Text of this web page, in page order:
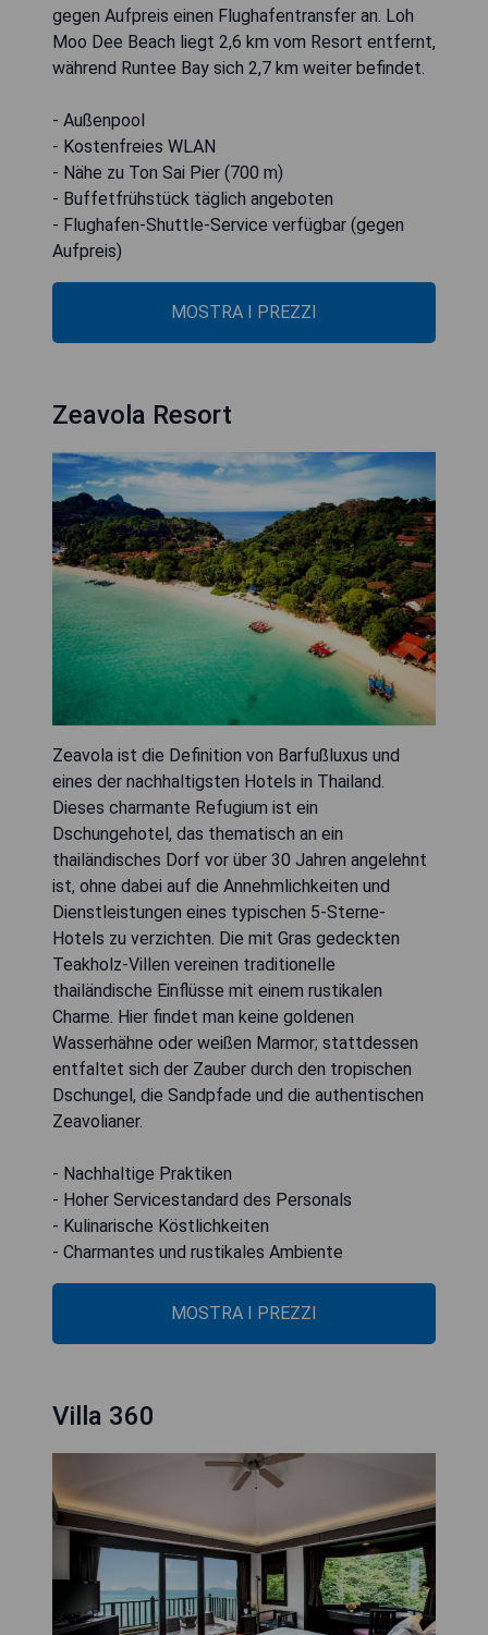
gegen Aufpreis einen Flughafentransfer an. Loh
Moo Dee Beach liegt 2,6 km vom Resort entfernt,
während Runtee Bay sich 2,7 km weiter befindet.
- Außenpool
- Kostenfreies WLAN
- Nähe zu Ton Sai Pier (700 m)
- Buffetfrühstück täglich angeboten
- Flughafen-Shuttle-Service verfügbar (gegen
Aufpreis)
MOSTRA I PREZZI
Zeavola Resort
Zeavola ist die Definition von Barfußluxus und
eines der nachhaltigsten Hotels in Thailand.
Dieses charmante Refugium ist ein
Dschungehotel, das thematisch an ein
thailändisches Dorf vor über 30 Jahren angelehnt
ist, ohne dabei auf die Annehmlichkeiten und
Dienstleistungen eines typischen 5-Sterne-
Hotels zu verzichten. Die mit Gras gedeckten
Teakholz-Villen vereinen traditionelle
thailändische Einflüsse mit einem rustikalen
Charme. Hier findet man keine goldenen
Wasserhähne oder weißen Marmor; stattdessen
entfaltet sich der Zauber durch den tropischen
Dschungel, die Sandpfade und die authentischen
Zeavolianer.
- Nachhaltige Praktiken
- Hoher Servicestandard des Personals
- Kulinarische Köstlichkeiten
- Charmantes und rustikales Ambiente
MOSTRA I PREZZI
Villa 360